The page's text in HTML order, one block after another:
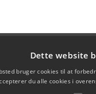
Dette website
bruger cookies til at
du alle cookies i